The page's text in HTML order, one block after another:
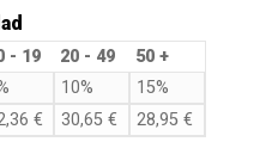
- 19 20 - 49
50 +
10%
15%
€ 30,65 € 28,95 €